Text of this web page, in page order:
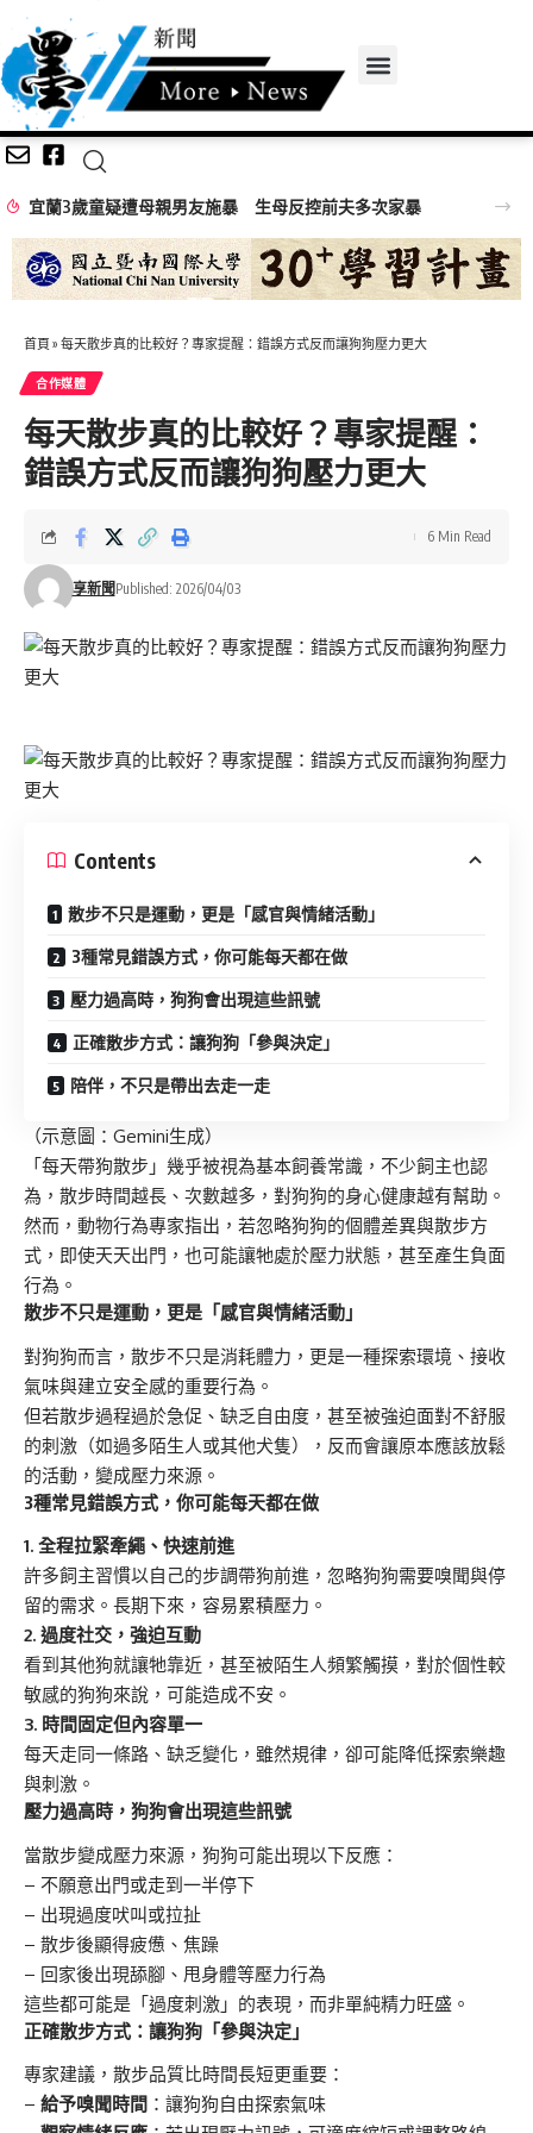
宜蘭3歲童疑遭母親男友施暴 生母反控前夫多次家暴
首頁 » 每天散步真的比較好？專家提醒：錯誤方式反而讓狗狗壓力更大
合作媒體
每天散步真的比較好？專家提醒：
錯誤方式反而讓狗狗壓力更大
享新聞 Published: 2026/04/03
6 Min Read
Contents
散步不只是運動，更是「感官與情緒活動」
3種常見錯誤方式，你可能每天都在做
壓力過高時，狗狗會出現這些訊號
正確散步方式：讓狗狗「參與決定」
陪伴，不只是帶出去走一走
（示意圖：Gemini生成）
「每天帶狗散步」幾乎被視為基本飼養常識，不少飼主也認
為，散步時間越長、次數越多，對狗狗的身心健康越有幫助。
然而，動物行為專家指出，若忽略狗狗的個體差異與散步方
式，即使天天出門，也可能讓牠處於壓力狀態，甚至產生負面
行為。
散步不只是運動，更是「感官與情緒活動」
對狗狗而言，散步不只是消耗體力，更是一種探索環境、接收
氣味與建立安全感的重要行為。
但若散步過程過於急促、缺乏自由度，甚至被強迫面對不舒服
的刺激（如過多陌生人或其他犬隻），反而會讓原本應該放鬆
的活動，變成壓力來源。
3種常見錯誤方式，你可能每天都在做
1. 全程拉緊牽繩、快速前進
許多飼主習慣以自己的步調帶狗前進，忽略狗狗需要嗅聞與停
留的需求。長期下來，容易累積壓力。
2. 過度社交，強迫互動
看到其他狗就讓牠靠近，甚至被陌生人頻繁觸摸，對於個性較
敏感的狗狗來說，可能造成不安。
3. 時間固定但內容單一
每天走同一條路、缺乏變化，雖然規律，卻可能降低探索樂趣
與刺激。
壓力過高時，狗狗會出現這些訊號
當散步變成壓力來源，狗狗可能出現以下反應：
– 不願意出門或走到一半停下
– 出現過度吠叫或拉扯
– 散步後顯得疲憊、焦躁
– 回家後出現舔腳、甩身體等壓力行為
這些都可能是「過度刺激」的表現，而非單純精力旺盛。
正確散步方式：讓狗狗「參與決定」
專家建議，散步品質比時間長短更重要：
– 給予嗅聞時間 ：讓狗狗自由探索氣味